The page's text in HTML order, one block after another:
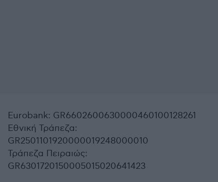
Eurobank: GR6602600630000460100128261
Εθνική Τράπεζα:
GR2501101920000019248000010
Τράπεζα Πειραιώς:
GR6301720150005015020641423